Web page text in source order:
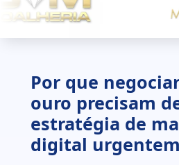
Por que
ouro precisam
estratégia de
digital